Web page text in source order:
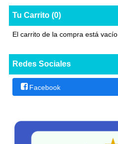
Tu Carrito (0)
El carrito de la compra está vacío
Redes Sociales
Facebook